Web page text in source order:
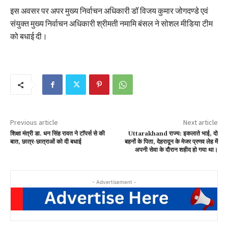
इस अवसर पर अपर मुख्य निर्वाचन अधिकारी डॉ विजय कुमार जोगदण्डे एवं
संयुक्त मुख्य निर्वाचन अधिकारी श्रीमती नमामि बंसल ने सोशल मीडिया टीम
को बधाई दी।
Previous article
शिक्षा मंत्री डा. धन सिंह रावत ने टाॅपर्स से की
बात, छात्र-छात्राओं को दी बधाई
Next article
Uttarakhand राज्य: इकलाते भाई, दो
बहनों के पिता, देहरादून के मेजर प्रणव लेह में
अपनी सेवा के दौरान शहीद हो गया था।
- Advertisement -